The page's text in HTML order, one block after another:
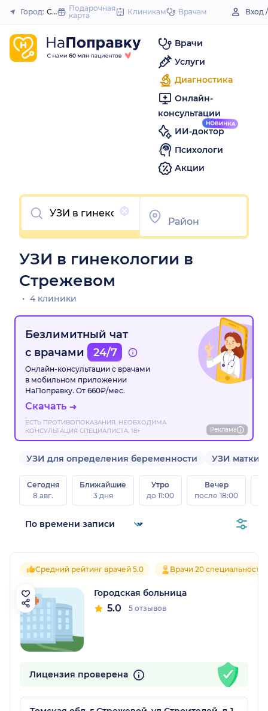
to
Закрыть
Город: СтрежевойПодарочная
карта
Клиникам Врачам Вход
Врачи
Услуги
Диагностика
Онлайн-
консультации
ИИ-доктор
Психологи
Акции
Очистить
УЗИ в гинекологии в
Стрежевом
4 клиники
Безлимитный чат
с врачами
24/7
Онлайн-консультации с врачами
в мобильном приложении
НаПоправку. От 660₽/мес.
Скачать
ЕСТЬ ПРОТИВОПОКАЗАНИЯ. НЕОБХОДИМА
КОНСУЛЬТАЦИЯ СПЕЦИАЛИСТА. 18+
Реклама
УЗИ для определения беременности УЗИ матки
Сегодня
8 авг.
Ближайшие
3 дня
Утро
до 11:00
Вечер
после 18:00
Средний рейтинг врачей 5.0 Врачи 20
Городская больница
5.0 5 отзывов
Лицензия проверена